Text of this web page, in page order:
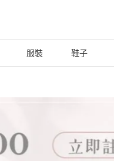
服裝 鞋子